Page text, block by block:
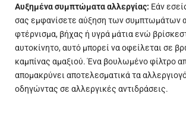
Αυξημένα συμπτώματα αλλεργίας: Εάν
σας εμφανίσετε αύξηση των συμπτωμάτων
φτέρνισμα, βήχας ή υγρά μάτια ενώ
αυτοκίνητο, αυτό μπορεί να οφείλεται σε
καμπίνας αμαξιού. Ένα βουλωμένο φίλτρο
απομακρύνει αποτελεσματικά τα
οδηγώντας σε αλλεργικές αντιδράσεις.